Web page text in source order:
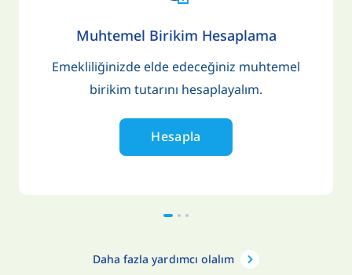
Muhtemel Birikim Hesaplama
Emekliliğinizde elde edeceğiniz muhtemel
birikim tutarını hesaplayalım.
Hesapla
Daha fazla yardımcı olalım